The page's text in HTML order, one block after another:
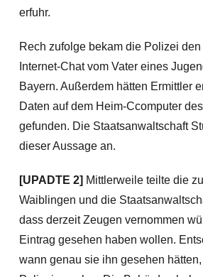
erfuhr.
Rech zufolge bekam die Polizei
Internet-Chat vom Vater eines
Bayern. Außerdem hätten Ermittler
Daten auf dem Heim-Ccomputer
gefunden. Die Staatsanwaltschaft
dieser Aussage an.
[UPADTE 2] Mittlerweile teilte die
Waiblingen und die
dass derzeit Zeugen vernommen
Eintrag gesehen haben wollen.
wann genau sie ihn gesehen